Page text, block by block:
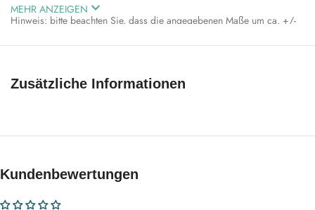
Hinweis: bitte beachten Sie, dass die angegebenen Maße um ca. +/-
MEHR ANZEIGEN
Zusätzliche Informationen
Kundenbewertungen